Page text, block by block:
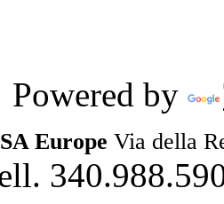
Powered by
Europe Via della